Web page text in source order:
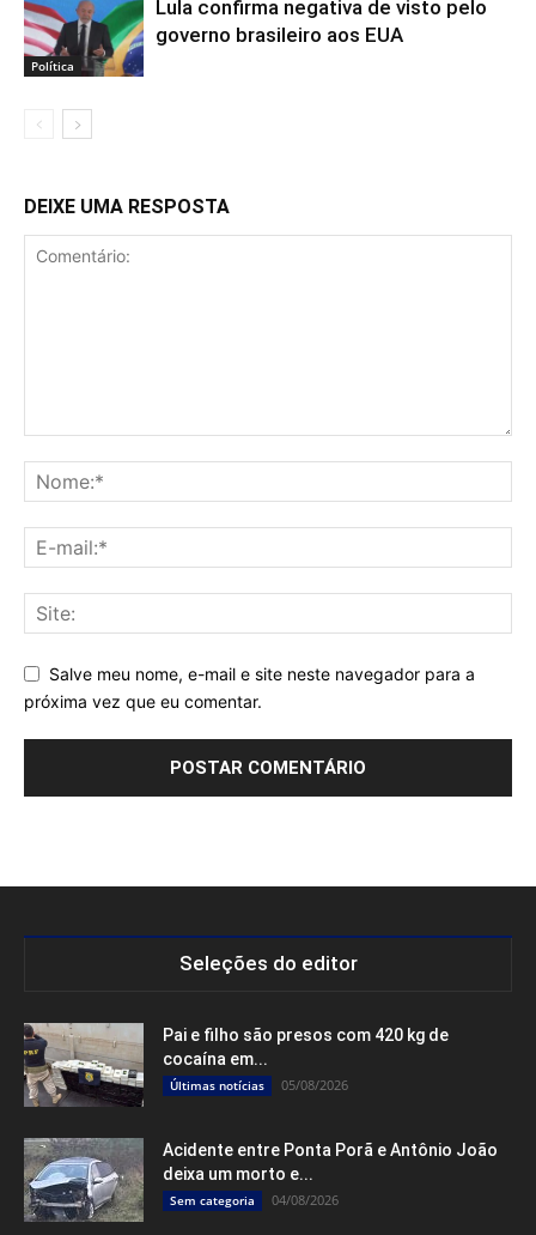
Política
Lula confirma negativa de visto pelo
governo brasileiro aos EUA
DEIXE UMA RESPOSTA
Salve meu nome, e-mail e site neste navegador para a
próxima vez que eu comentar.
Seleções do editor
Pai e filho são presos com 420 kg de
cocaína em...
Últimas notícias 05/08/2026
Acidente entre Ponta Porã e Antônio João
deixa um morto e...
Sem categoria 04/08/2026